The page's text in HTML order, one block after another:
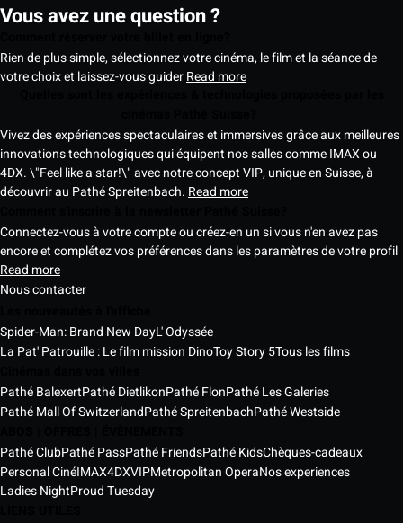
Vous avez une question ?
Rien de plus simple, sélectionnez votre cinéma, le film et la séance de
votre choix et laissez-vous guiderRead more
Vivez des expériences spectaculaires et immersives grâce aux meilleures
innovations technologiques qui équipent nos salles comme IMAX ou
4DX. \"Feel like a star!\" avec notre concept VIP, unique en Suisse, à
découvrir au Pathé Spreitenbach. Read more
Connectez-vous à votre compte ou créez-en un si vous n'en avez pas
encore et complétez vos préférences dans les paramètres de votre profil
Read more
Nous contacter
Spider-Man: Brand New DayL' Odyssée
La Pat' Patrouille : Le film mission DinoToy Story 5Tous les films
Pathé BalexertPathé DietlikonPathé FlonPathé Les Galeries
Pathé Mall Of SwitzerlandPathé SpreitenbachPathé Westside
Pathé ClubPathé PassPathé FriendsPathé KidsChèques-cadeaux
Personal CinéIMAX4DXVIPMetropolitan OperaNos experiences
Ladies NightProud Tuesday